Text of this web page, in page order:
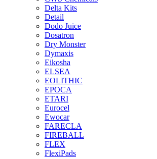
Delta Kits
Detail
Dodo Juice
Dosatron
Dry Monster
Dymaxis
Eikosha
ELSEA
EOLITHIC
EPOCA
ETARI
Eurocel
Ewocar
FARECLA
FIREBALL
FLEX
FlexiPads